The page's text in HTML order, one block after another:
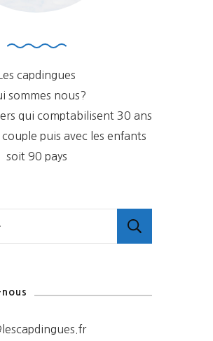
capdingues
sommes nous?
qui comptabilisent 30 ans
puis avec les enfants
soit 90 pays